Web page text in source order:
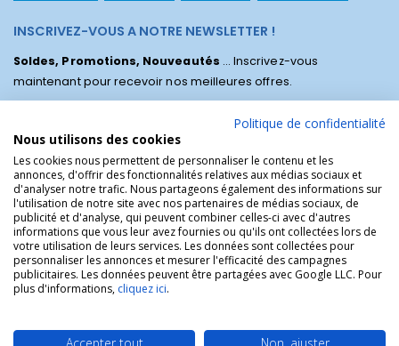
INSCRIVEZ-VOUS A NOTRE NEWSLETTER !
Soldes, Promotions, Nouveautés ... Inscrivez-vous
maintenant pour recevoir nos meilleures offres.
La Boutique des Chrétiens © | La boutique religieuse chrétienne de
référence !.
Politique de confidentialité
Nous utilisons des cookies
Les cookies nous permettent de personnaliser le contenu et les
annonces, d'offrir des fonctionnalités relatives aux médias sociaux et
d'analyser notre trafic. Nous partageons également des informations sur
l'utilisation de notre site avec nos partenaires de médias sociaux, de
publicité et d'analyse, qui peuvent combiner celles-ci avec d'autres
informations que vous leur avez fournies ou qu'ils ont collectées lors de
votre utilisation de leurs services. Les données sont collectées pour
personnaliser les annonces et mesurer l'efficacité des campagnes
publicitaires. Les données peuvent être partagées avec Google LLC. Pour
plus d'informations, cliquez ici.